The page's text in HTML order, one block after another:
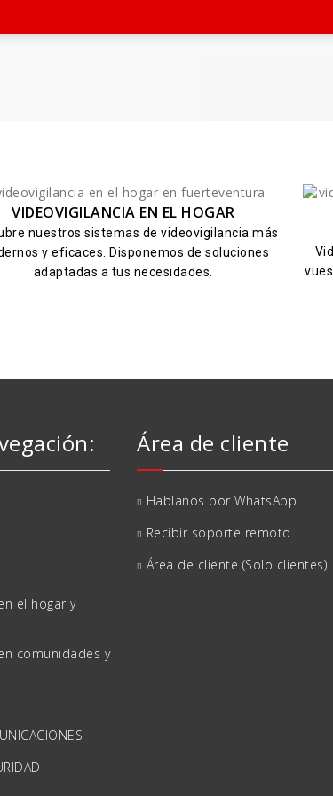
VIDEOVIGILANCIA EN EL HOGAR
nuestros sistemas de videovigilancia más
y eficaces. Disponemos de soluciones
adaptadas a tus necesidades.
el hogar y
comunidades y
Área de cliente
Hablanos por WhatsApp
Recibir soporte remoto
Área de cliente (Solo clientes)